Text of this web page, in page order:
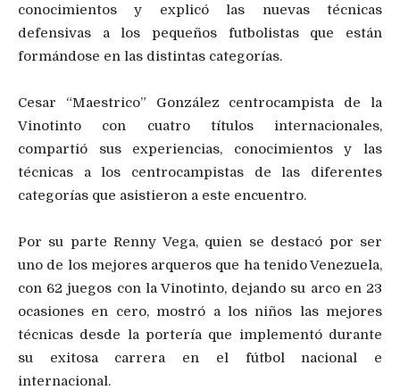
conocimientos y explicó las nuevas técnicas
defensivas a los pequeños futbolistas que están
formándose en las distintas categorías.
Cesar “Maestrico” González centrocampista de la
Vinotinto con cuatro títulos internacionales,
compartió sus experiencias, conocimientos y las
técnicas a los centrocampistas de las diferentes
categorías que asistieron a este encuentro.
Por su parte Renny Vega, quien se destacó por ser
uno de los mejores arqueros que ha tenido Venezuela,
con 62 juegos con la Vinotinto, dejando su arco en 23
ocasiones en cero, mostró a los niños las mejores
técnicas desde la portería que implementó durante
su exitosa carrera en el fútbol nacional e
internacional.